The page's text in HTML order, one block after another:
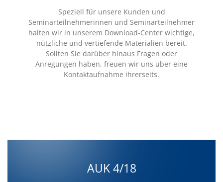
Speziell für unsere Kunden und
Seminarteilnehmerinnen und Seminarteilnehmer
halten wir in unserem Download-Center wichtige,
nützliche und vertiefende Materialien bereit.
Sollten Sie darüber hinaus Fragen oder
Anregungen haben, freuen wir uns über eine
Kontaktaufnahme ihrerseits.
AUK 4/18